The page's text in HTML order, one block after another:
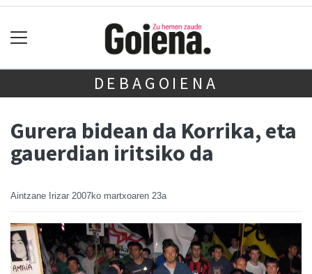
DEBAGOIENA
Gurera bidean da Korrika, eta
gauerdian iritsiko da
Aintzane Irizar 2007ko martxoaren 23a